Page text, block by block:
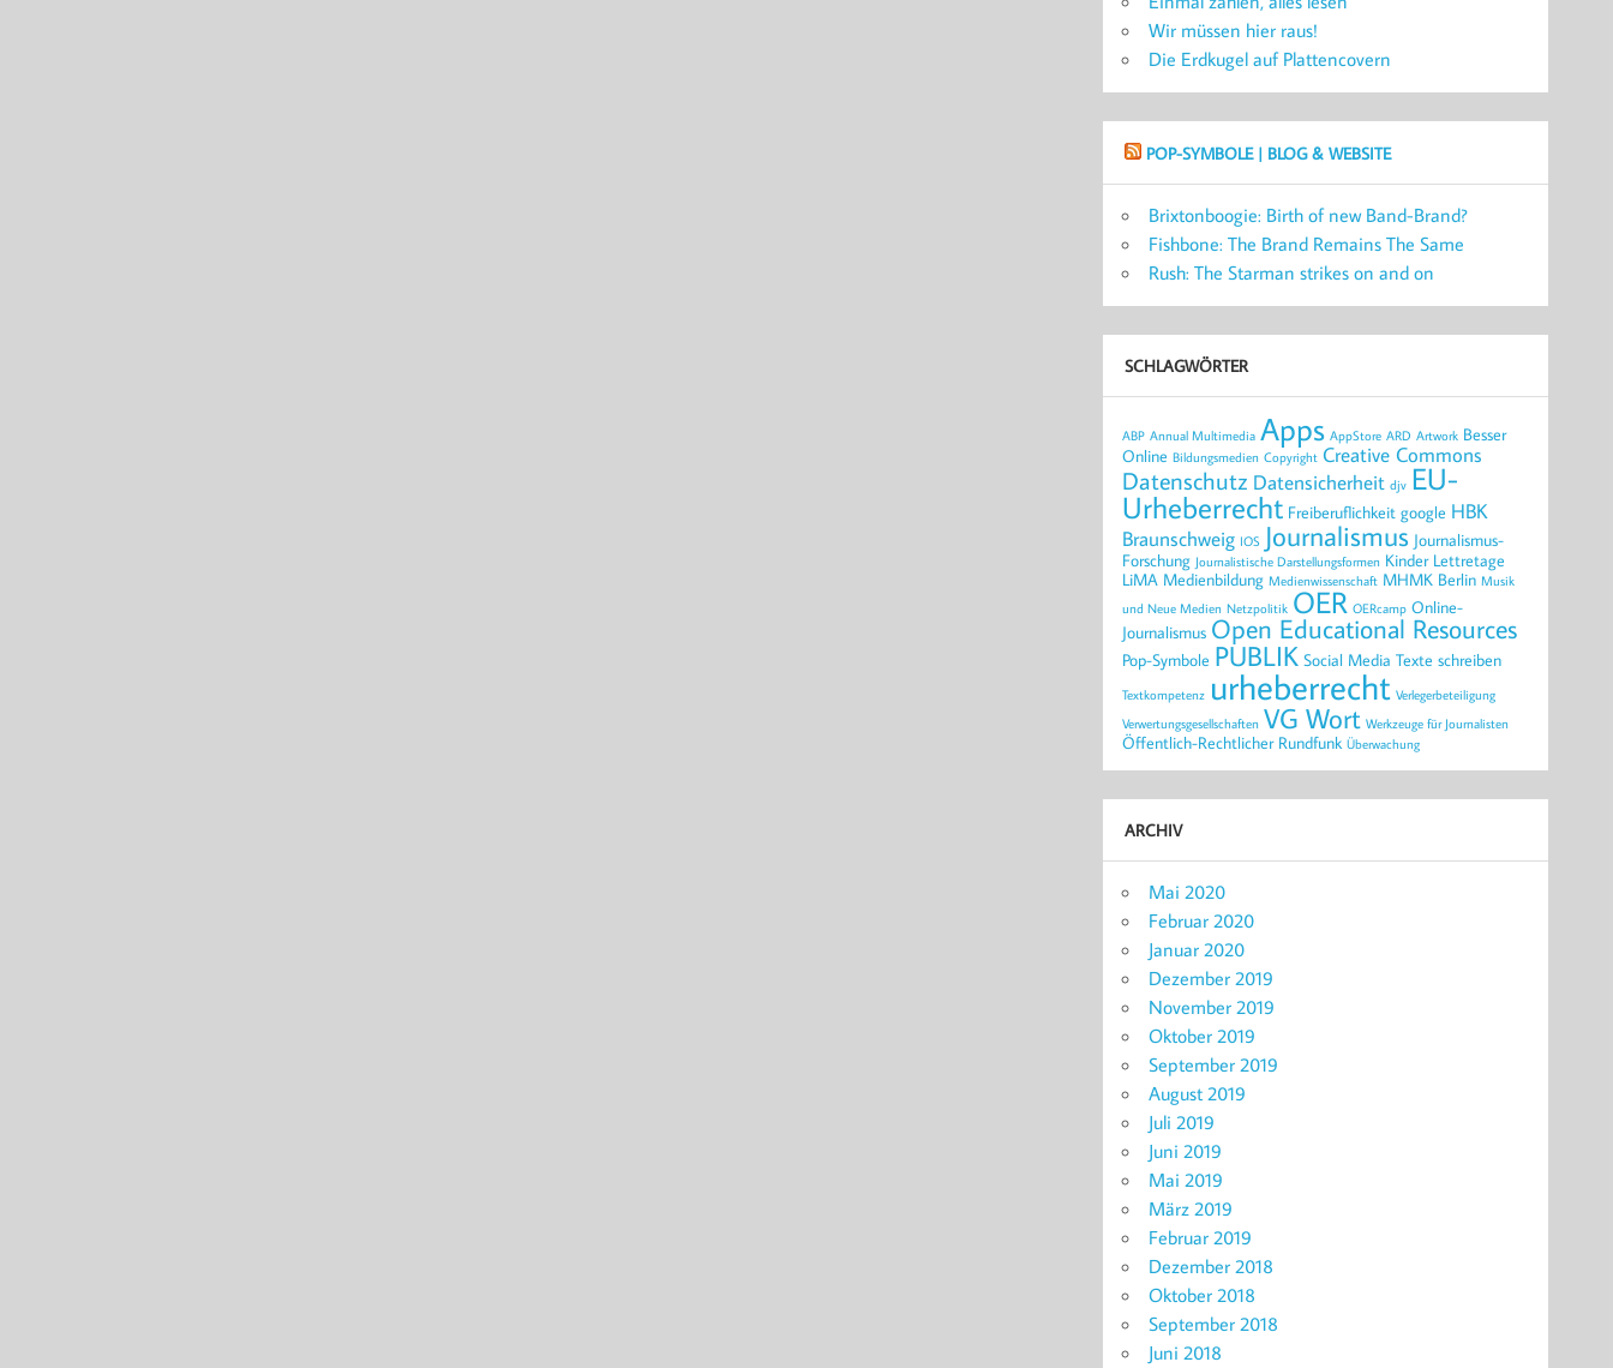
Wir müssen hier raus!
Die Erdkugel auf Plattencovern
POP-SYMBOLE | BLOG & WEBSITE
Brixtonboogie: Birth of new Band-Brand?
Fishbone: The Brand Remains The Same
Rush: The Starman strikes on and on
SCHLAGWÖRTER
ABP Annual Multimedia Apps AppStore ARD Artwork Besser
Online Bildungsmedien Copyright Creative Commons
Datenschutz Datensicherheit djv EU-
Urheberrecht Freiberuflichkeit google HBK
Braunschweig IOS Journalismus Journalismus-
Forschung Journalistische Darstellungsformen Kinder Lettretage
LiMA Medienbildung Medienwissenschaft MHMK Berlin Musik
und Neue Medien Netzpolitik OER OERcamp Online-
Journalismus Open Educational Resources
Pop-Symbole PUBLIK Social Media Texte schreiben
Textkompetenz urheberrecht Verlegerbeteiligung
Verwertungsgesellschaften VG Wort Werkzeuge für Journalisten
Öffentlich-Rechtlicher Rundfunk Überwachung
ARCHIV
Mai 2020
Februar 2020
Januar 2020
Dezember 2019
November 2019
Oktober 2019
September 2019
August 2019
Juli 2019
Juni 2019
Mai 2019
März 2019
Februar 2019
Dezember 2018
Oktober 2018
September 2018
Juni 2018